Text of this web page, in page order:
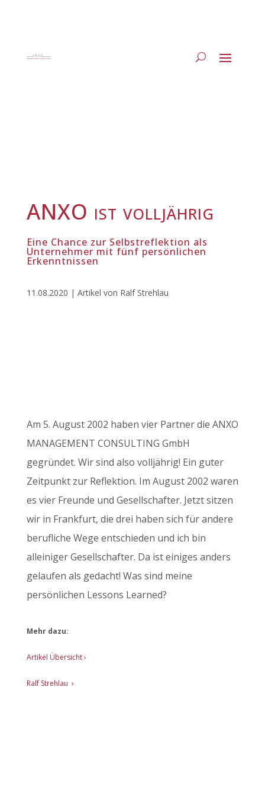
ANXO ist volljährig
Eine Chance zur Selbstreflektion als
Unternehmer mit fünf persönlichen
Erkenntnissen
11.08.2020 | Artikel von Ralf Strehlau
Am 5. August 2002 haben vier Partner die ANXO
MANAGEMENT CONSULTING GmbH
gegründet. Wir sind also volljährig! Ein guter
Zeitpunkt zur Reflektion. Im August 2002 waren
es vier Freunde und Gesellschafter. Jetzt sitzen
wir in Frankfurt, die drei haben sich für andere
berufliche Wege entschieden und ich bin
alleiniger Gesellschafter. Da ist einiges anders
gelaufen als gedacht! Was sind meine
persönlichen Lessons Learned?
Mehr dazu:
Artikel Übersicht›
Ralf Strehlau ›